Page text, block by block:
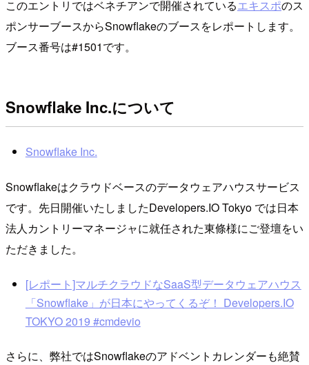
このエントリではベネチアンで開催されているエキスポのス
ポンサーブースからSnowflakeのブースをレポートします。
ブース番号は#1501です。
Snowflake Inc.について
Snowflake Inc.
Snowflakeはクラウドベースのデータウェアハウスサービス
です。先日開催いたしましたDevelopers.IO Tokyo では日本
法人カントリーマネージャに就任された東條様にご登壇をい
ただきました。
[レポート]マルチクラウドなSaaS型データウェアハウス
「Snowflake」が日本にやってくるぞ！ Developers.IO
TOKYO 2019 #cmdevio
さらに、弊社ではSnowflakeのアドベントカレンダーも絶賛